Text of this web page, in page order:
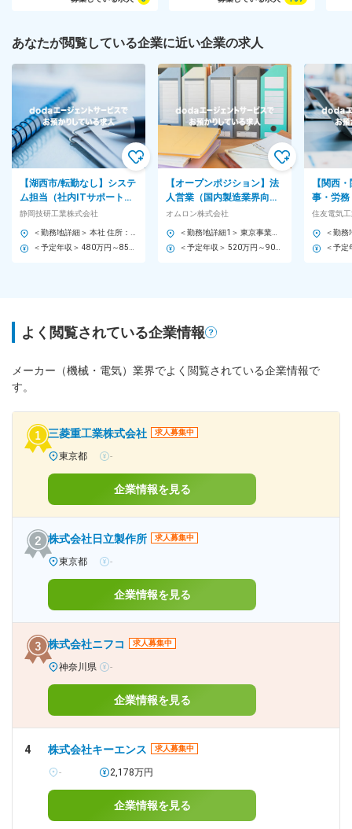
あなたが閲覧している企業に近い企業の求人
【湖西市/転勤なし】システ
ム担当（社内ITサポート・
業務効率化支援）◆年休120
日◆家賃補助有
静岡技研工業株式会社
【オープンポジション】法
人営業（国内製造業界向け
FA・制御機器ソリューショ
ン提案）◆残業20h程度
オムロン株式会社
【関西
事・労
超の大手
宅勤務可
住友電気
よく閲覧されている企業情報
メーカー（機械・電気）業界でよく閲覧されている企業情報で
す。
三菱重工業株式会社 求人募集中
東京都 -
企業情報を見る
株式会社日立製作所 求人募集中
東京都 -
企業情報を見る
株式会社ニフコ 求人募集中
神奈川県 -
企業情報を見る
4 株式会社キーエンス 求人募集中
- 2,178万円
企業情報を見る